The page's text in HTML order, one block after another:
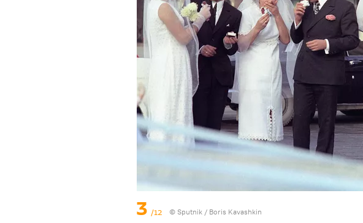
3 /12 © Sputnik / Boris Kavashkin